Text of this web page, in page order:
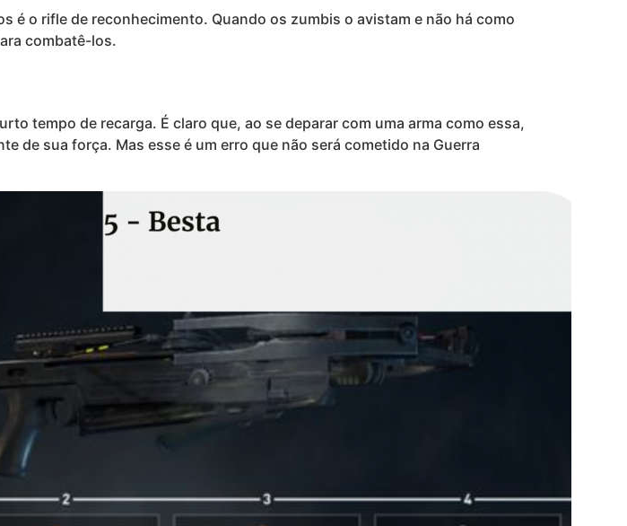
é o rifle de reconhecimento. Quando os zumbis o avistam e não há como
combatê-los.
tempo de recarga. É claro que, ao se deparar com uma arma como essa,
de sua força. Mas esse é um erro que não será cometido na Guerra